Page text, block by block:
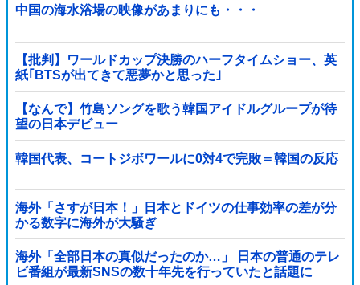
中国の海水浴場の映像があまりにも・・・
【批判】ワールドカップ決勝のハーフタイムショー、英
紙｢BTSが出てきて悪夢かと思った｣
【なんで】竹島ソングを歌う韓国アイドルグループが待
望の日本デビュー
韓国代表、コートジボワールに0対4で完敗＝韓国の反応
海外「さすが日本！」日本とドイツの仕事効率の差が分
かる数字に海外が大騒ぎ
海外「全部日本の真似だったのか…」 日本の普通のテレ
ビ番組が最新SNSの数十年先を行っていたと話題に